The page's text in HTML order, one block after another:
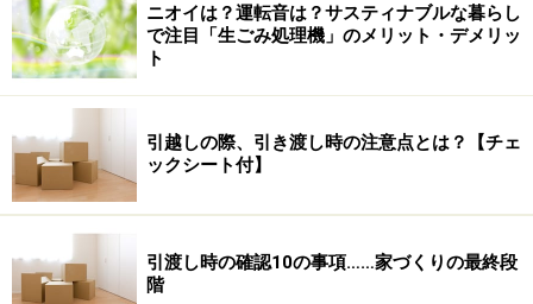
がある
□自分の中にズカズカ入ってくるような施主は苦手なタ
イプ
□上下関係（建築家と工務店、建築家と施主）の中にい
ることを好む人
□自分の世界に入り込んでいくタイプ
□責任感が強く、多少無理をしてでも誠実に行動する人
ニオイは？運転音は？サスティナブルな暮らし
で注目「生ごみ処理機」のメリット・デメリッ
ト
引越しの際、引き渡し時の注意点とは？【チェ
ックシート付】
引渡し時の確認10の事項……家づくりの最終段
階